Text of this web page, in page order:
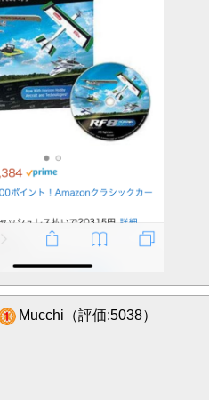
Mucchi（評価:5038）